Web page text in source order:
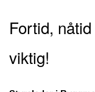
Fortid,
viktig!